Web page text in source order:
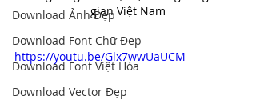
Download Ảnh Đẹp
Download Font Chữ Đẹp
Download Font Việt Hóa
Download Vector Đẹp
gian Việt Nam
https://youtu.be/Glx7wwUaUCM